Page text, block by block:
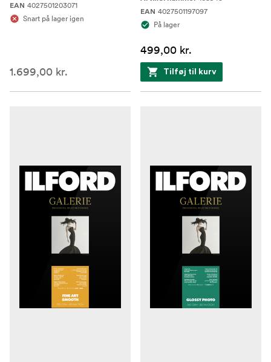
EAN 4027501203071
Snart på lager igen
1.699,00 kr.
EAN 4027501197097
På lager
499,00 kr.
Tilføj til kurv